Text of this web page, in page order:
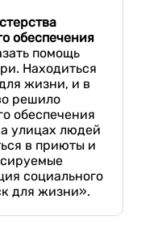
обеспечения
помощь
Находиться
жизни, и в
решило
обеспечения
улицах людей
в приюты и
социального
для жизни».